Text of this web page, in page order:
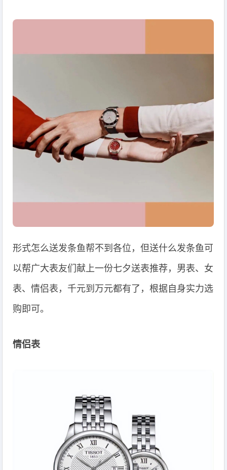
形式怎么送发条鱼帮不到各位，但送什么发条鱼可
以帮广大表友们献上一份七夕送表推荐，男表、女
表、情侣表，千元到万元都有了，根据自身实力选
购即可。
情侣表